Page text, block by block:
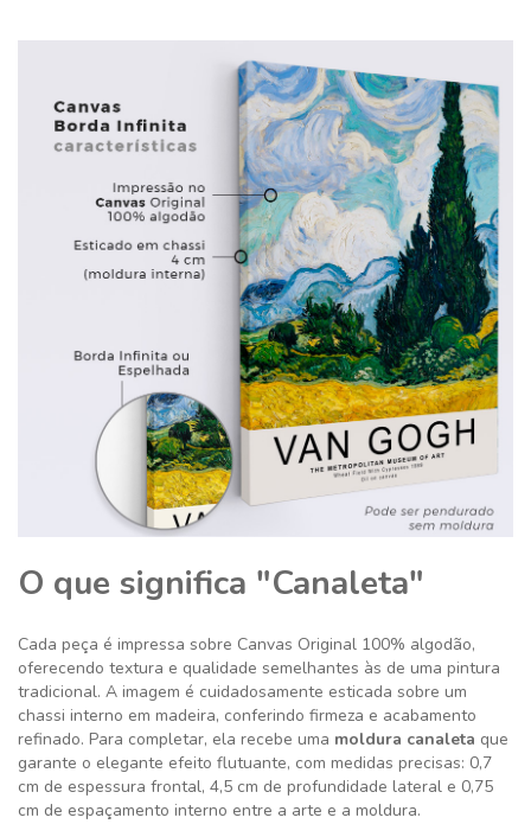
O que significa "Canaleta"
Cada peça é impressa sobre Canvas Original 100% algodão,
oferecendo textura e qualidade semelhantes às de uma pintura
tradicional. A imagem é cuidadosamente esticada sobre um
chassi interno em madeira, conferindo firmeza e acabamento
refinado. Para completar, ela recebe uma moldura canaleta que
garante o elegante efeito flutuante, com medidas precisas: 0,7
cm de espessura frontal, 4,5 cm de profundidade lateral e 0,75
cm de espaçamento interno entre a arte e a moldura.